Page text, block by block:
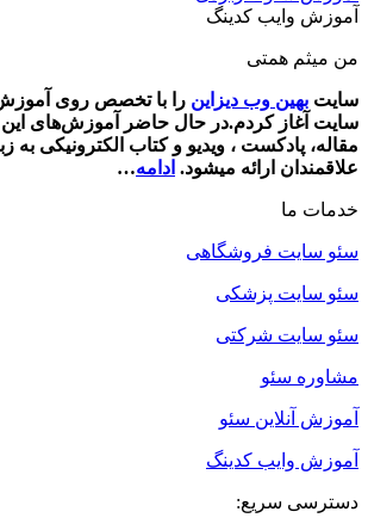
آموزش وایب کدینگ
من میثم همتی
سایت بهین وب دیزاین را با تخصص روی
سایت آغاز کردم.در حال حاضر آموزش‌‌های
مقاله، پادکست ، ویدیو و کتاب‌ الکترونیکی به
علاقمندان ارائه میشود. ادامه…
خدمات ما
سئو سایت فروشگاهی
سئو سایت پزشکی
سئو سایت شرکتی
مشاوره سئو
آموزش آنلاین سئو
آموزش وایب کدینگ
دسترسی سریع: